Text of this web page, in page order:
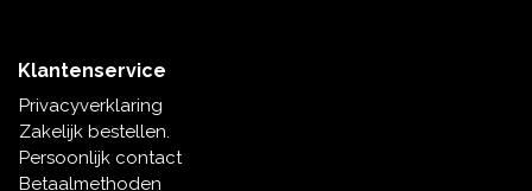
Klantenservice
Privacyverklaring
Zakelijk bestellen.
Persoonlijk contact
Betaalmethoden